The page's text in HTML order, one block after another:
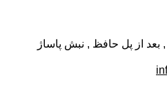
بعد از پل حافظ , نبش پاساژ